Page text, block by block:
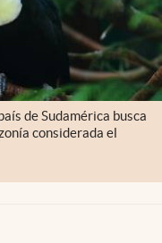
de Sudamérica busca
considerada el